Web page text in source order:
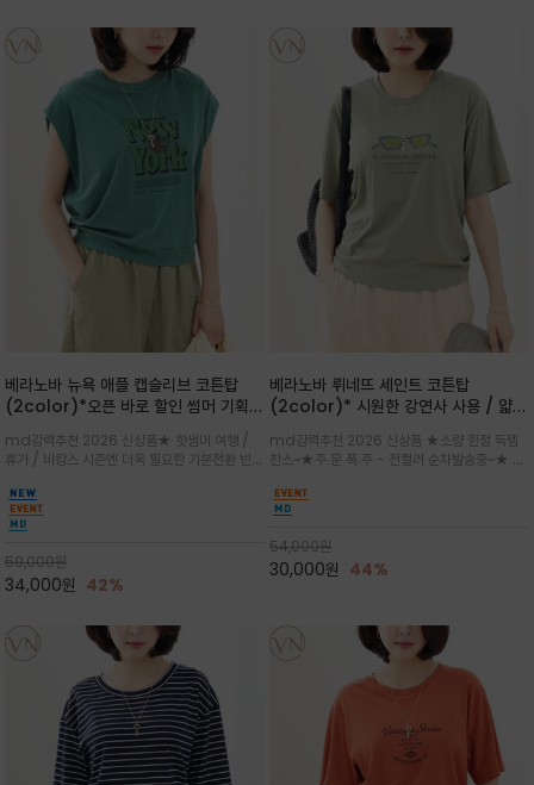
베라노바 뉴욕 애플 캡슬리브 코튼탑
(2color)*오픈 바로 할인 썸머 기획
★ 한정수량 제작 ★ 강연 코튼으로 빈
티지 프린트로 여름 하의와 모두 잘어울
리는 그래픽
md강력추천 2026 신상품★ 핫썸머 여행 /
휴가 / 바캉스 시즌엔 더욱 필요한 기분전환 빈티
부에 산뜻하게 닿는 프리미엄 /답답함 없는 라운
드 넥라인과 자연스럽게 어깨를 감싸는 캡슬리브
디자인이 팔 라인을 더욱 날씬
59,000원
34,000원 42%
베라노바 뤼네뜨 세인트 코튼탑
(2color)* 시원한 강연사 사용 / 얇고
피부에 잘 달라붙지 않아 통기성이 탁월
md강력추천 2026 신상품 ★소량 한정 득템
찬스~★주.문.폭.주 - 전컬러 순차발송중~★ 감
라인과 여유 있는 스탠다드 핏으로 부담 없이 착
용/과하지 않은 프린트 디테일이 룩에 세련된 위
트를 더해 데일리 룩에 포인트
54,000원
30,000원 44%